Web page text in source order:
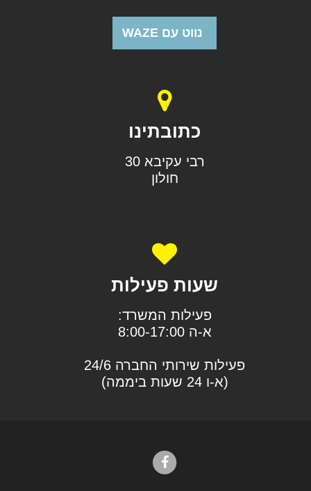
נווט עם WAZE
כתובתינו
רבי עקיבא 30
חולון
שעות פעילות
פעילות המשרד:
א-ה 8:00-17:00
פעילות שירותי החברה 24/6
(א-ו 24 שעות ביממה)